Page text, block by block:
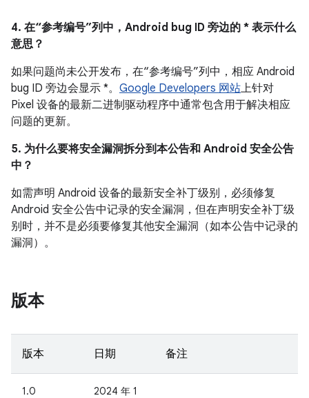
4. 在“参考编号”列中，Android bug ID 旁边的 * 表示什么
意思？
如果问题尚未公开发布，在“参考编号”列中，相应 Android
bug ID 旁边会显示 *。 Google Developers 网站上针对
Pixel 设备的最新二进制驱动程序中通常包含用于解决相应
问题的更新。
5. 为什么要将安全漏洞拆分到本公告和 Android 安全公告
中？
如需声明 Android 设备的最新安全补丁级别，必须修复
Android 安全公告中记录的安全漏洞，但在声明安全补丁级
别时，并不是必须要修复其他安全漏洞（如本公告中记录的
漏洞）。
版本
版本 日期 备注
1.0
2024 年 1